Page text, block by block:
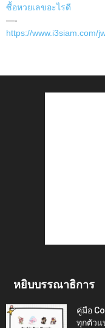
ซื้อหวยเลขอะไรดี
—-
https://www.i3siam.com/
หยิบบรรณาธิการ
คู่มือ
ทุกตัวแ